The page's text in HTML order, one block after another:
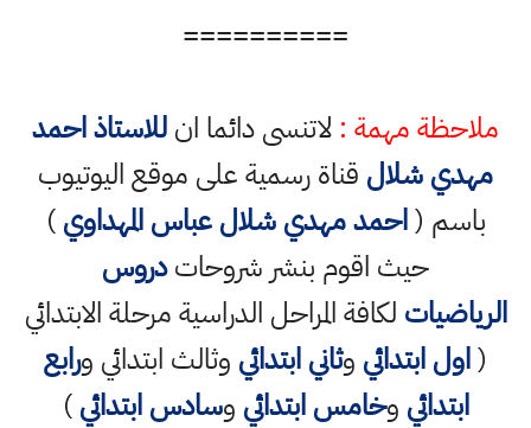
==========
ملاحظة مهمة : لاتنسى دائما انللاستاذ احمد
مهدي شلال قناة رسمية على موقع اليوتيوب
باسم (احمد مهدي شلال عباس المهداوي)
حيث اقوم بنشر شروحاتدروس
الرياضيات لكافة المراحل الدراسية مرحلة الابتدائي
(اول ابتدائي وثاني ابتدائي وثالث ابتدائي ورابع
ابتدائي وخامس ابتدائي وسادس ابتدائي)